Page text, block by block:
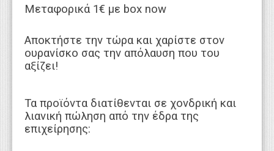
Μεταφορικά 1€ με box now
Αποκτήστε την τώρα και χαρίστε στον
ουρανίσκο σας την απόλαυση που του
αξίζει!
Τα προϊόντα διατίθενται σε χονδρική και
λιανική πώληση από την έδρα της
επιχείρησης: